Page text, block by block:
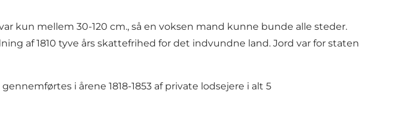
kun mellem 30-120 cm., så en voksen mand kunne bunde alle steder.
af 1810 tyve års skattefrihed for det indvundne land. Jord var for staten
i årene 1818-1853 af private lodsejere i alt 5